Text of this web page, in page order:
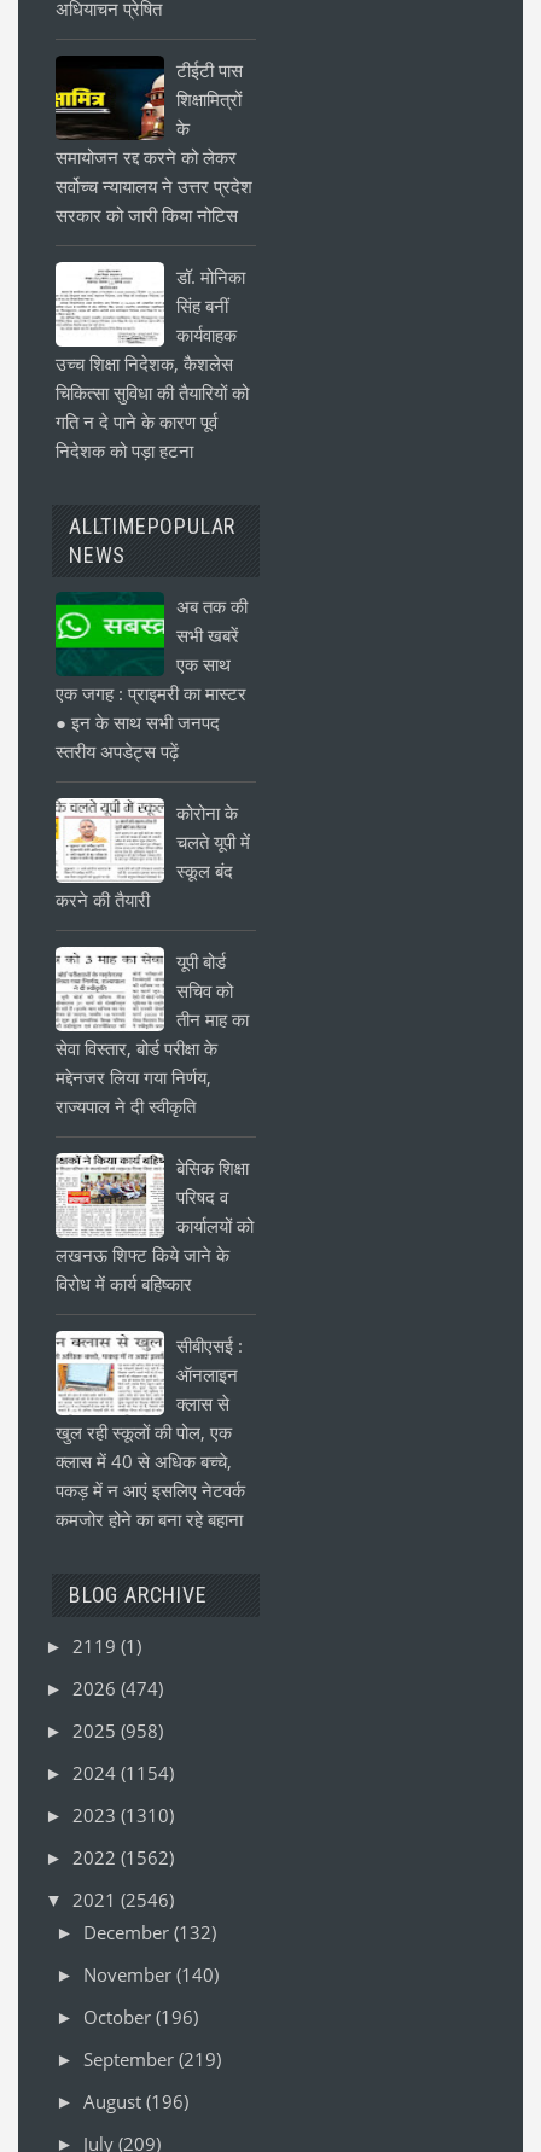
अधियाचन प्रेषित
टीईटी पास
शिक्षामित्रों
के
समायोजन रद्द करने को लेकर
सर्वोच्च न्यायालय ने उत्तर प्रदेश
सरकार को जारी किया नोटिस
डॉ. मोनिका
सिंह बनीं
कार्यवाहक
उच्च शिक्षा निदेशक, कैशलेस
चिकित्सा सुविधा की तैयारियों को
गति न दे पाने के कारण पूर्व
निदेशक को पड़ा हटना
ALLTIMEPOPULAR
NEWS
अब तक की
सभी खबरें
एक साथ
एक जगह : प्राइमरी का मास्टर
● इन के साथ सभी जनपद
स्तरीय अपडेट्स पढ़ें
कोरोना के
चलते यूपी में
स्कूल बंद
करने की तैयारी
यूपी बोर्ड
सचिव को
तीन माह का
सेवा विस्तार, बोर्ड परीक्षा के
मद्देनजर लिया गया निर्णय,
राज्यपाल ने दी स्वीकृति
बेसिक शिक्षा
परिषद व
कार्यालयों को
लखनऊ शिफ्ट किये जाने के
विरोध में कार्य बहिष्कार
सीबीएसई :
ऑनलाइन
क्लास से
खुल रही स्कूलों की पोल, एक
क्लास में 40 से अधिक बच्चे,
पकड़ में न आएं इसलिए नेटवर्क
कमजोर होने का बना रहे बहाना
BLOG ARCHIVE
► 2119 (1)
► 2026 (474)
► 2025 (958)
► 2024 (1154)
► 2023 (1310)
► 2022 (1562)
▼ 2021 (2546)
► December (132)
► November (140)
► October (196)
► September (219)
► August (196)
► July (209)